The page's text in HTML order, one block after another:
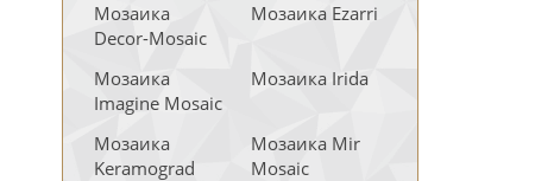
Мозаика
Decor-Mosaic
Мозаика Ezarri
Мозаика
Imagine Mosaic
Мозаика Irida
Мозаика
Keramograd
Мозаика Mir
Mosaic